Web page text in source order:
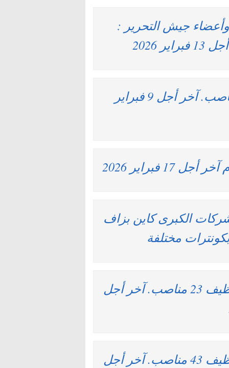
وأعضاء جيش التحرير :
بنك المغرب : مباريات لتوظيف 33 مناصب. آخر أجل 9 فبراير
فبراير 2026
الكبرى كاين بزاف
مختلفة
وزارة النقل واللوجيستيك : مباريات لتوظيف 23 مناصب. آخر أجل
وزارة النقل واللوجيستيك : مباريات لتوظيف 43 مناصب. آخر أجل